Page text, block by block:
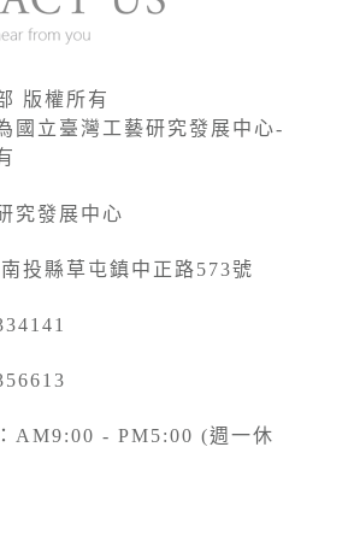
版權所有
國立臺灣工藝研究發展中心-
究發展中心
投縣草屯鎮中正路573號
AM9:00 - PM5:00 (週一休